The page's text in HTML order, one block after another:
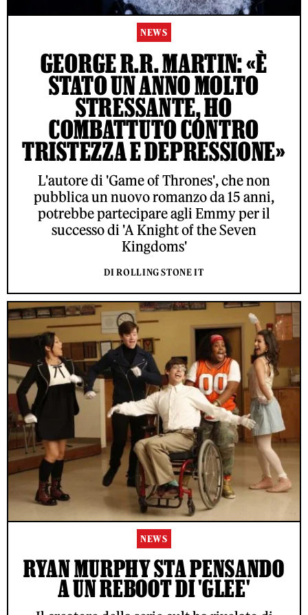
NEWS
GEORGE R.R. MARTIN: «È
STATO UN ANNO MOLTO
STRESSANTE, HO
COMBATTUTO CONTRO
TRISTEZZA E DEPRESSIONE»
L'autore di 'Game of Thrones', che non
pubblica un nuovo romanzo da 15 anni,
potrebbe partecipare agli Emmy per il
successo di 'A Knight of the Seven
Kingdoms'
DI ROLLING STONE IT
NEWS
RYAN MURPHY STA PENSANDO
A UN REBOOT DI 'GLEE'